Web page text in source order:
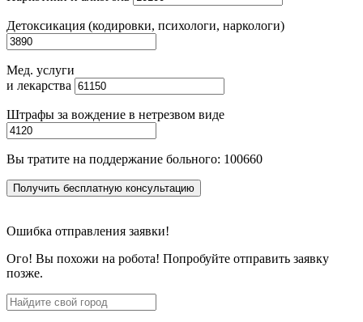
Детоксикация (кодировки, психологи, наркологи)
Мед. услуги
и лекарства
Штрафы за вождение в нетрезвом виде
Вы тратите на поддержание больного: 100660
Получить бесплатную консультацию
Ошибка отправления заявки!
Ого! Вы похожи на робота! Попробуйте отправить заявку
позже.